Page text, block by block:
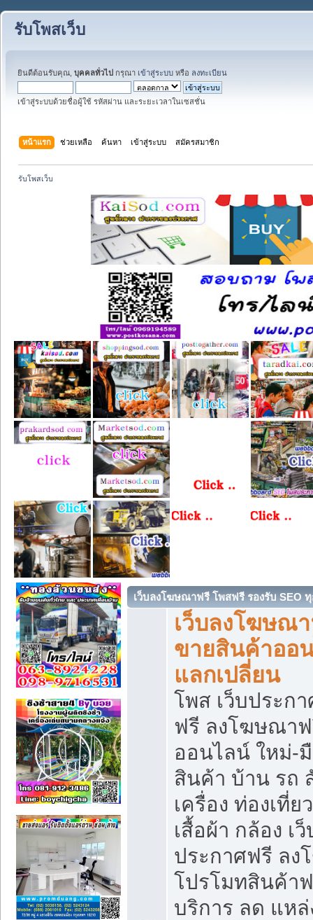
รับโพสเว็บ
ยินดีต้อนรับคุณ, บุคคลทั่วไป กรุณา เข้าสู่ระบบ หรือ ลงทะเบียน
เข้าสู่ระบบด้วยชื่อผู้ใช้ รหัสผ่าน และระยะเวลาในเซสชั่น
หน้าแรก ช่วยเหลือ ค้นหา เข้าสู่ระบบ สมัครสมาชิก
รับโพสเว็บ
เว็บลงโฆษณาฟรี โพสฟรี รองรับ SEO
เว็บลงโฆษณ
ขายสินค้าออ
แลกเปลี่ยน
โพส เว็บประก
ฟรี ลงโฆษณา
ออนไลน์ ใหม่-
สินค้า บ้าน รถ
เครื่อง ท่องเที่ย
เสื้อผ้า กล้อง เ
ประกาศฟรี ล
โปรโมทสินค้า
บริการ ลด แห